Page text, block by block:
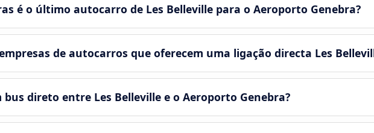
é o último autocarro de Les Belleville para o Aeroporto Genebra?
de autocarros que oferecem uma ligação directa Les
bus direto entre Les Belleville e o Aeroporto Genebra?